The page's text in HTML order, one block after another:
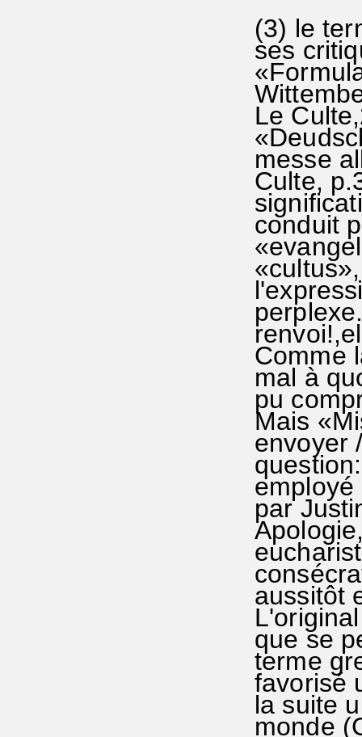
(3) le
ses
Le
messe
Culte,
conduit
Comme
mal à
pu
Mais
envoyer
par
aussitôt
que se
terme
favorisé
la suite
monde